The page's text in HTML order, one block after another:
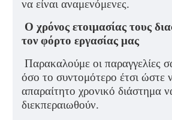
να είναι αναμενόμενες.
Ο χρόνος ετοιμασίας τους
τον φόρτο εργασίας μας
Παρακαλούμε οι παραγγελίες
όσο το συντομότερο έτσι ώστε
απαραίτητο χρονικό διάστημα
διεκπεραιωθούν.